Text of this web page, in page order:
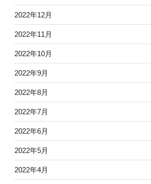
2022年12月
2022年11月
2022年10月
2022年9月
2022年8月
2022年7月
2022年6月
2022年5月
2022年4月